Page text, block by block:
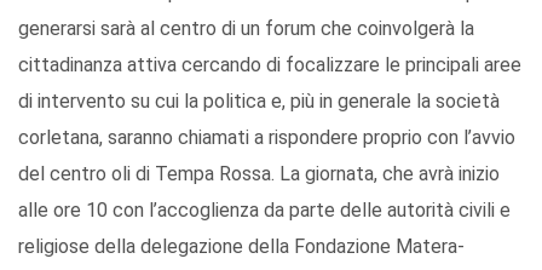
generarsi sarà al centro di un forum che coinvolgerà la
cittadinanza attiva cercando di focalizzare le principali aree
di intervento su cui la politica e, più in generale la società
corletana, saranno chiamati a rispondere proprio con l’avvio
del centro oli di Tempa Rossa. La giornata, che avrà inizio
alle ore 10 con l’accoglienza da parte delle autorità civili e
religiose della delegazione della Fondazione Matera-